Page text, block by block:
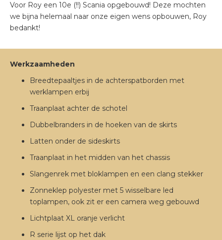
Voor Roy een 10e (!!) Scania opgebouwd! Deze mochten
we bijna helemaal naar onze eigen wens opbouwen, Roy
bedankt!
Werkzaamheden
Breedtepaaltjes in de achterspatborden met
werklampen erbij
Traanplaat achter de schotel
Dubbelbranders in de hoeken van de skirts
Latten onder de sideskirts
Traanplaat in het midden van het chassis
Slangenrek met bloklampen en een clang stekker
Zonneklep polyester met 5 wisselbare led
toplampen, ook zit er een camera weg gebouwd
Lichtplaat XL oranje verlicht
R serie lijst op het dak